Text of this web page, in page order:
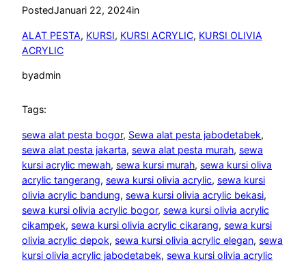
PostedJanuari 22, 2024in
ALAT PESTA, KURSI, KURSI ACRYLIC, KURSI OLIVIA
ACRYLIC
byadmin
Tags:
sewa alat pesta bogor, Sewa alat pesta jabodetabek
sewa alat pesta jakarta, sewa alat pesta murah, sewa
kursi acrylic mewah, sewa kursi murah, sewa kursi oliva
acrylic tangerang, sewa kursi olivia acrylic, sewa kursi
olivia acrylic bandung, sewa kursi olivia acrylic bekasi
sewa kursi olivia acrylic bogor, sewa kursi olivia acrylic
cikampek, sewa kursi olivia acrylic cikarang, sewa kursi
olivia acrylic depok, sewa kursi olivia acrylic elegan, sewa
kursi olivia acrylic jabodetabek, sewa kursi olivia acrylic